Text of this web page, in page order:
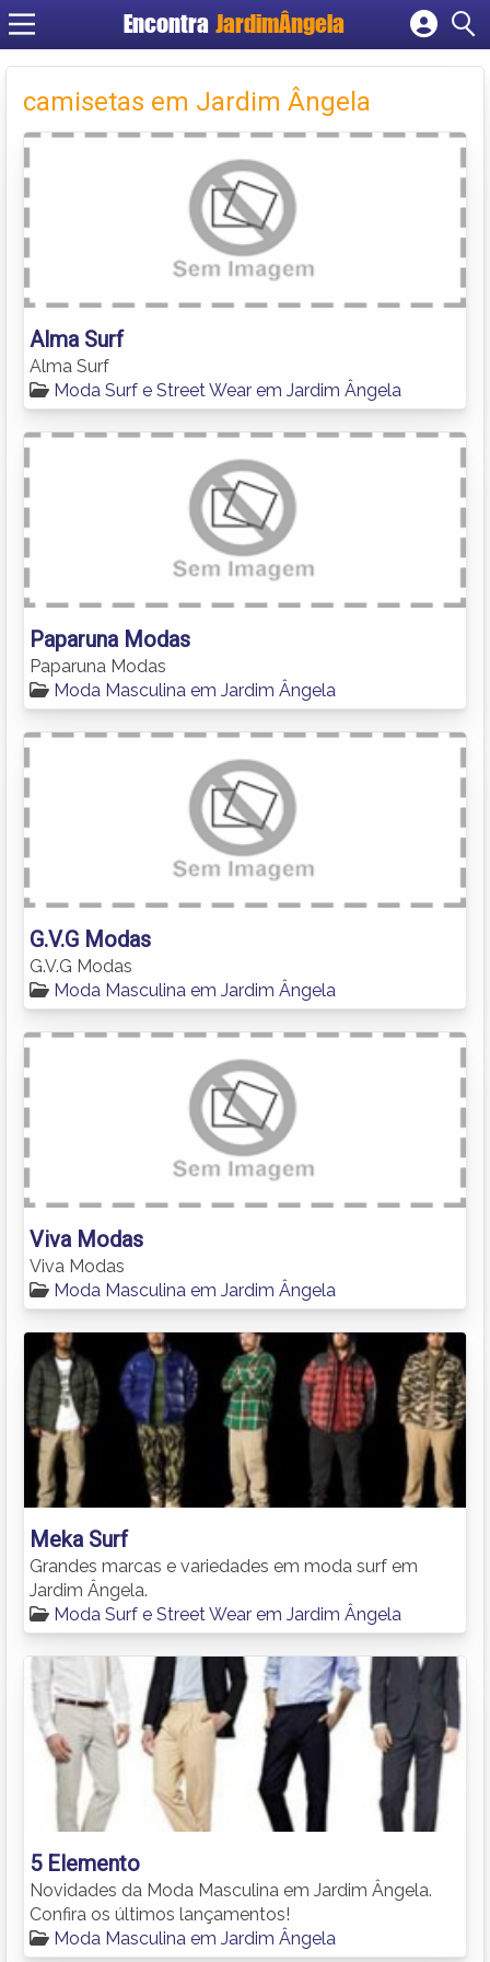
EncontraJardimÂngela
Cadastrar empresa
Fazer login
Criar conta
camisetas em Jardim Ângela
Alma Surf
Alma Surf
Moda Surf e Street Wear em Jardim Ângela
Paparuna Modas
Paparuna Modas
Moda Masculina em Jardim Ângela
G.V.G Modas
G.V.G Modas
Moda Masculina em Jardim Ângela
Viva Modas
Viva Modas
Moda Masculina em Jardim Ângela
Meka Surf
Grandes marcas e variedades em moda surf em
Jardim Ângela.
Moda Surf e Street Wear em Jardim Ângela
5 Elemento
Novidades da Moda Masculina em Jardim Ângela.
Confira os últimos lançamentos!
Moda Masculina em Jardim Ângela